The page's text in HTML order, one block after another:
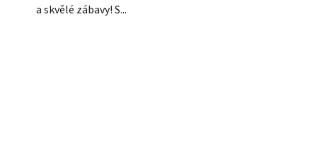
a skvělé zábavy! S...